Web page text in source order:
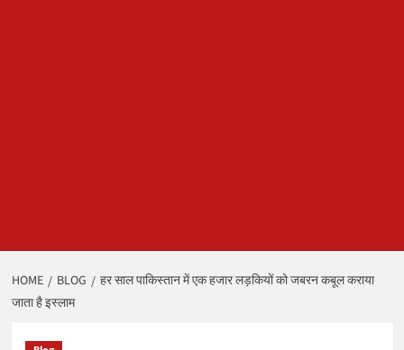
HOME BLOG
हर साल पाकिस्तान में एक हजार लड़कियों को जबरन कबूल कराया
जाता है इस्लाम